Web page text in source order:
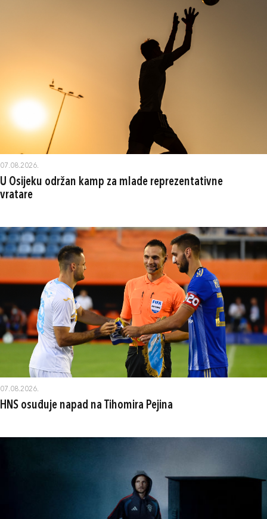
07.08.2026.
U Osijeku održan kamp za mlade reprezentativne
vratare
07.08.2026.
HNS osuđuje napad na Tihomira Pejina